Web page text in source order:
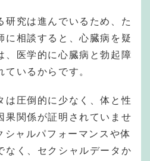
研究は進んでいるため、た
に相談すると、心臓病を疑
、医学的に心臓病と勃起障
いるからです。
は圧倒的に少なく、体と性
果関係が証明されていませ
シャルパフォーマンスや体
なく、セクシャルデータか